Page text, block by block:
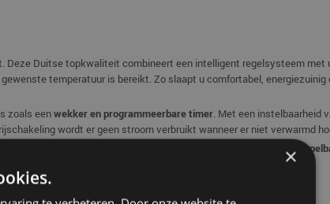
Duitse topkwaliteit combineert een intelligent regelsysteem met
temperatuur is bereikt. Zo slaapt u comfortabel, energiezuinig
zoals eenwekker en programmeerbare timer. Met een instelbaarheid
wordt er geen stroom verbruikt wanneer er niet verwarmd
beveiliging tegen oververhitting. Daarbij is de thermostaat
×